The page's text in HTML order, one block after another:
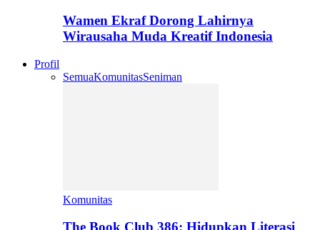
Wamen Ekraf Dorong Lahirnya
Wirausaha Muda Kreatif Indonesia
Profil
SemuaKomunitasSeniman
Komunitas